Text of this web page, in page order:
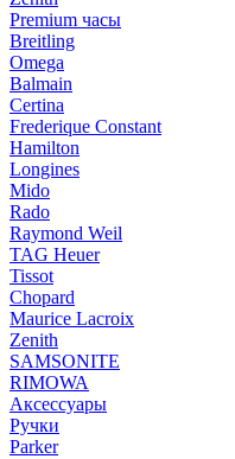
Premium часы
Breitling
Omega
Balmain
Certina
Frederique Constant
Hamilton
Longines
Mido
Rado
Raymond Weil
TAG Heuer
Tissot
Chopard
Maurice Lacroix
Zenith
SAMSONITE
RIMOWA
Аксессуары
Ручки
Parker